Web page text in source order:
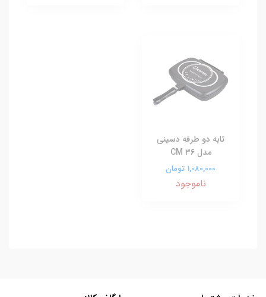
تابه دو طرفه دسینی
مدل ۳۶ CM
1,080,000 تومان
ناموجود